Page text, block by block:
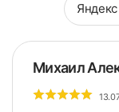
Михаил